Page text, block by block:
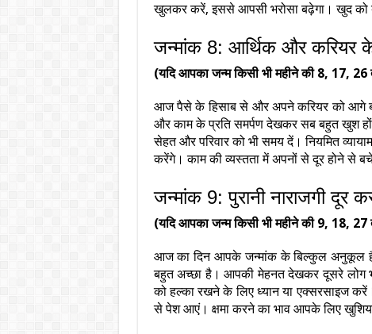
खुलकर करें, इससे आपसी भरोसा बढ़ेगा। खुद को
जन्मांक 8: आर्थिक और करियर के
(यदि आपका जन्म किसी भी महीने की 8, 17,
आज पैसे के हिसाब से और अपने करियर को आगे
और काम के प्रति समर्पण देखकर सब बहुत खुश
सेहत और परिवार को भी समय दें। नियमित
करेंगे। काम की व्यस्तता में अपनों से दूर होने से
जन्मांक 9: पुरानी नाराजगी दूर
(यदि आपका जन्म किसी भी महीने की 9, 18,
आज का दिन आपके जन्मांक के बिल्कुल अनुकूल
बहुत अच्छा है। आपकी मेहनत देखकर दूसरे लोग
को हल्का रखने के लिए ध्यान या एक्सरसाइज
से पेश आएं। क्षमा करने का भाव आपके लिए